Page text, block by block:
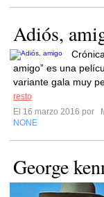
Adiós,
amigo” es una
variante gala muy
resto
El 16 marzo 2016 por
NONE
George